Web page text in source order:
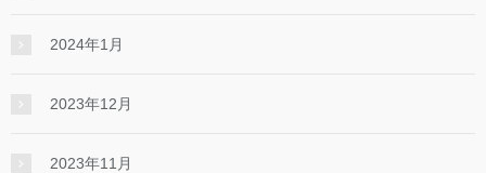
2024年1月
2023年12月
2023年11月